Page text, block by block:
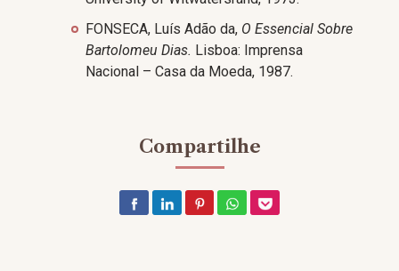
FONSECA, Luís Adão da, O Essencial Sobre
Bartolomeu Dias. Lisboa: Imprensa
Nacional – Casa da Moeda, 1987.
Compartilhe